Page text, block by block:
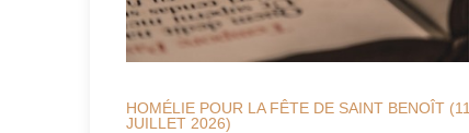
HOMÉLIE POUR LA FÊTE DE SAINT BENOÎT (11
JUILLET 2026)